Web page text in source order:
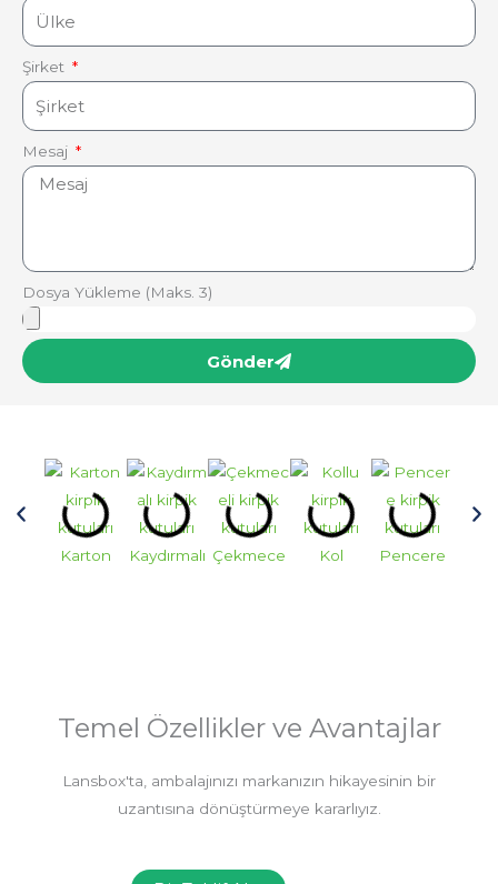
Şirket
Mesaj
Dosya Yükleme (Maks. 3)
Gönder
Karton Kaydırmalı Çekmece Kol Pencere
Temel Özellikler ve Avantajlar
Lansbox'ta, ambalajınızı markanızın hikayesinin bir
uzantısına dönüştürmeye kararlıyız.